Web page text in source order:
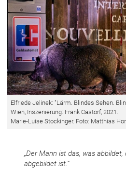
Elfriede Jelinek: "Lärm. Blindes Sehen.
Wien, Inszenierung: Frank Castorf, 2021.
Marie-Luise Stockinger. Foto: Matthias
„Der Mann ist das, was
abgebildet ist.“